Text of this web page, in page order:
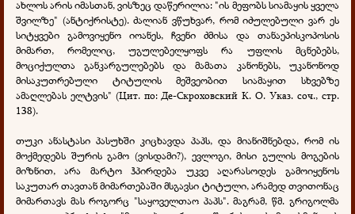
ახლოს არის იმასთან, ვისზეც დაწერილია: "ის მეფობს სიამაყის ყველა
შვილზე" (ანტიქრისტე). ძალიან ვწუხვარ, რომ იძულებული ვარ ეს
სიტყვები გამოვიყენო იოანეს, ჩვენი ძმისა და თანაეპისკოპოსის
მიმართ, რომელიც, უგულებელყოფს რა უფლის მცნებებს,
მოციქულთა განკარგულებებს და მამათა კანონებს, უკანონოდ
მისაკუთრებული ტიტულის მეშვეობით სიამაყით სხვებზე
ამაღლებას ელტვის" (Цит. по: Де-Скроховский К. О. Указ. соч., стр.
138).
თუკი ანასტასი პასუხში კიცხავდა პაპს, და მიანიშნებდა, რომ ის
მოქმედებს შურის გამო (ვისდამი?), ევლოგი, მისი გულის მოგების
მიზნით, არა მარტო ჰპირდება უკვე აღარასოდეს გამოიყენოს
საკუთარ თავთან მიმართებაში მსგავსი ტიტული, არამედ თვითონაც
მიმართავს მას როგორც "საყოველთაო პაპს". მაგრამ, წმ. გრიგოლმა